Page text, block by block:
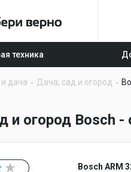
техника
дача Дача, сад и огород
и огород Bosch
Bosch ARM